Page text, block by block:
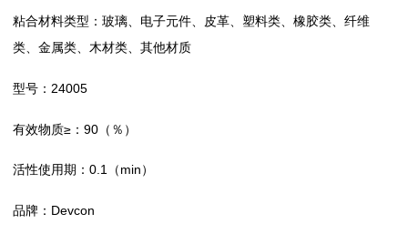
粘合材料类型：玻璃、电子元件、皮革、塑料类、橡胶类、纤维
类、金属类、木材类、其他材质
型号：24005
有效物质≥：90（％）
活性使用期：0.1（min）
品牌：Devcon